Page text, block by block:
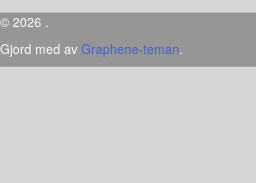
© 2026 .
Gjord med av Graphene-teman.